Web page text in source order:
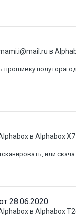
в
в Alphabox
или
28.06.2020
в Alphabox